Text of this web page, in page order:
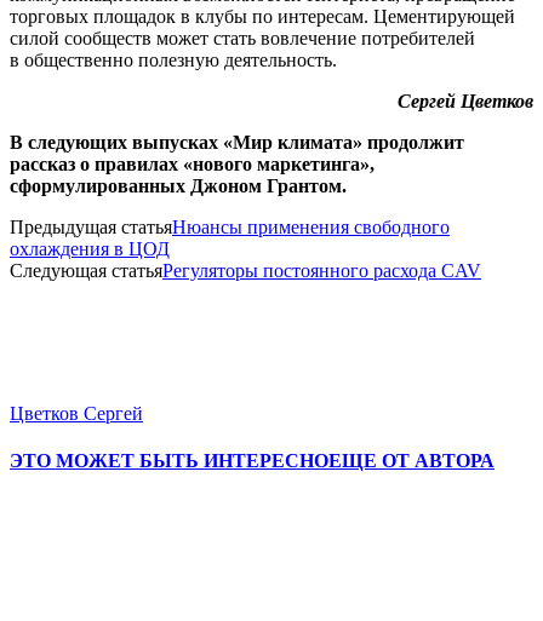
торговых площадок в клубы по интересам. Цементирующей
силой сообществ может стать вовлечение потребителей
в общественно полезную деятельность.
Сергей Цветков
В следующих выпусках «Мир климата» продолжит
рассказ о правилах «нового маркетинга»,
сформулированных Джоном Грантом.
Предыдущая статьяНюансы применения свободного
охлаждения в ЦОД
Следующая статьяРегуляторы постоянного расхода CAV
Цветков Сергей
ЭТО МОЖЕТ БЫТЬ ИНТЕРЕСНОЕЩЕ ОТ АВТОРА